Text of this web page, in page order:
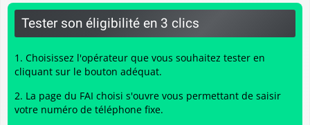
Tester son éligibilité en 3 clics
Choisissez l'opérateur que vous souhaitez tester en
cliquant sur le bouton adéquat.
La page du FAI choisi s'ouvre vous permettant de saisir
votre numéro de téléphone fixe.